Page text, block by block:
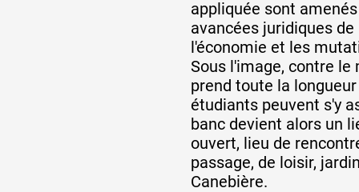
appliquée sont
avancées juridiques
l'économie et les
Sous l'image, contre le
prend toute la
étudiants peuvent s'y
banc devient alors un
ouvert, lieu de
passage, de loisir,
Canebière.